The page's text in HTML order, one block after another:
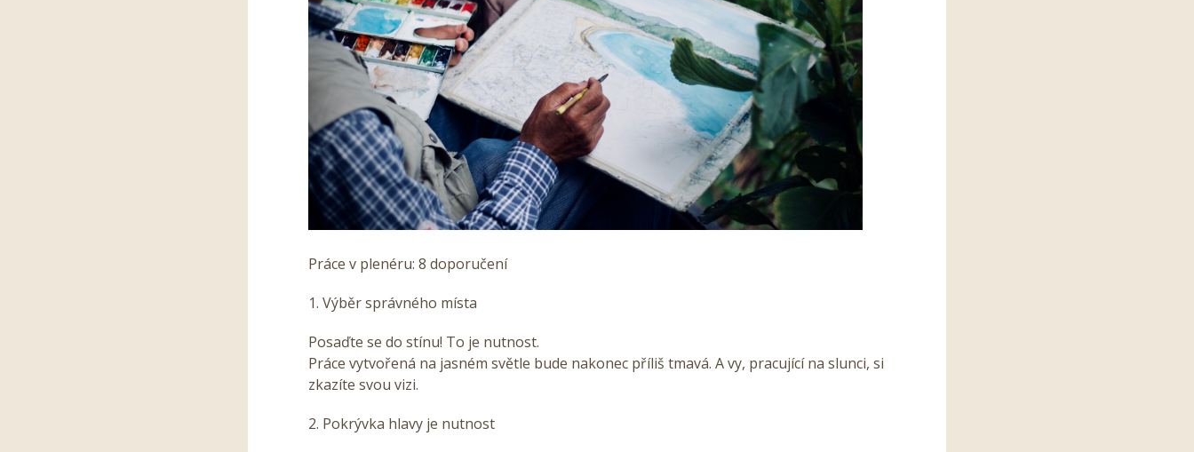
Práce v plenéru: 8 doporučení
1. Výběr správného místa
Posaďte se do stínu! To je nutnost.
Práce vytvořená na jasném světle bude nakonec příliš tmavá. A vy, pracující na slunci, si
zkazíte svou vizi.
2. Pokrývka hlavy je nutnost